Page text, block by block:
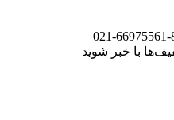
با خبر شوید